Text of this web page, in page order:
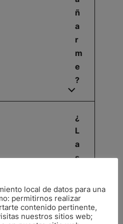
ñ
a
r
m
e
?
¿
L
a
s
si
o
local de datos para una
permitirnos realizar
contenido pertinente,
nuestros sitios web;